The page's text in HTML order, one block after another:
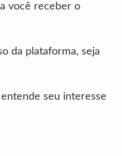
você receber o
da plataforma, seja
seu interesse